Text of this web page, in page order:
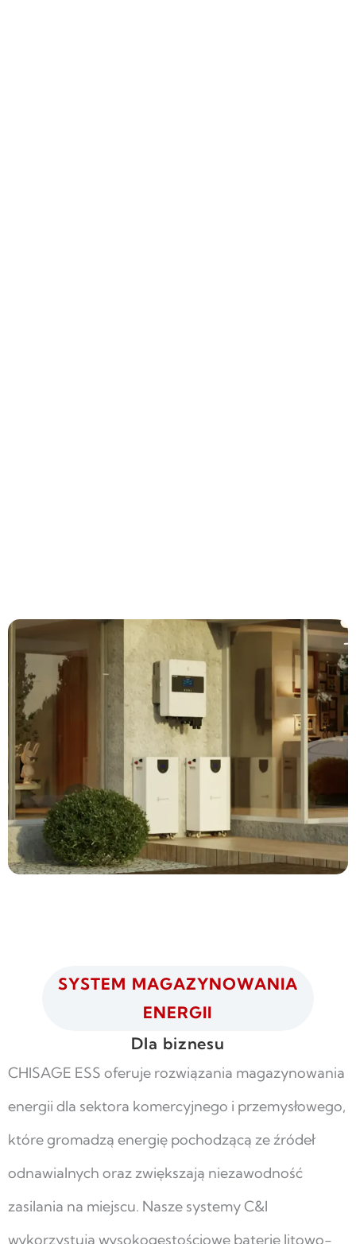
SYSTEM MAGAZYNOWANIA
ENERGII
Dla biznesu
CHISAGE ESS oferuje rozwiązania magazynowania
energii dla sektora komercyjnego i przemysłowego,
które gromadzą energię pochodzącą ze źródeł
odnawialnych oraz zwiększają niezawodność
zasilania na miejscu. Nasze systemy C&I
wykorzystują wysokogęstościowe baterie litowo-